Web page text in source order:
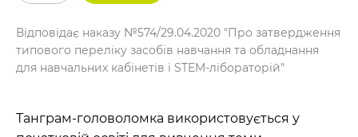
Відповідає наказу №574/29.04.2020 "Про затвердження
типового переліку засобів навчання та обладнання
для навчальних кабінетів і STEM-лібораторій"
Танграм-головоломка використовується у